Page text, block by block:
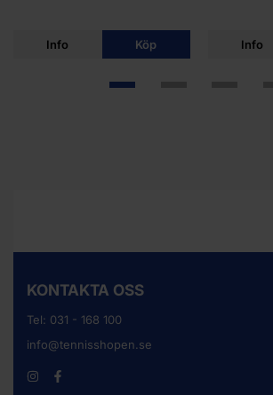
Info Köp Info
KONTAKTA OSS
Tel: 031 - 168 100
info@tennisshopen.se